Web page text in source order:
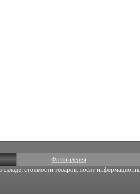
Фотогалерея
стоимости товаров, носит